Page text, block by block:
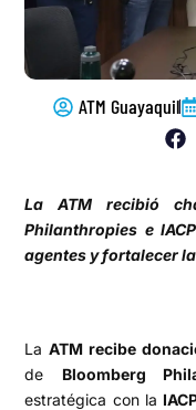
ATM Guayaquil
La ATM recibió
Philanthropies e
agentes y fortalecer
LaATM recibe
de Bloomberg
estratégica con la